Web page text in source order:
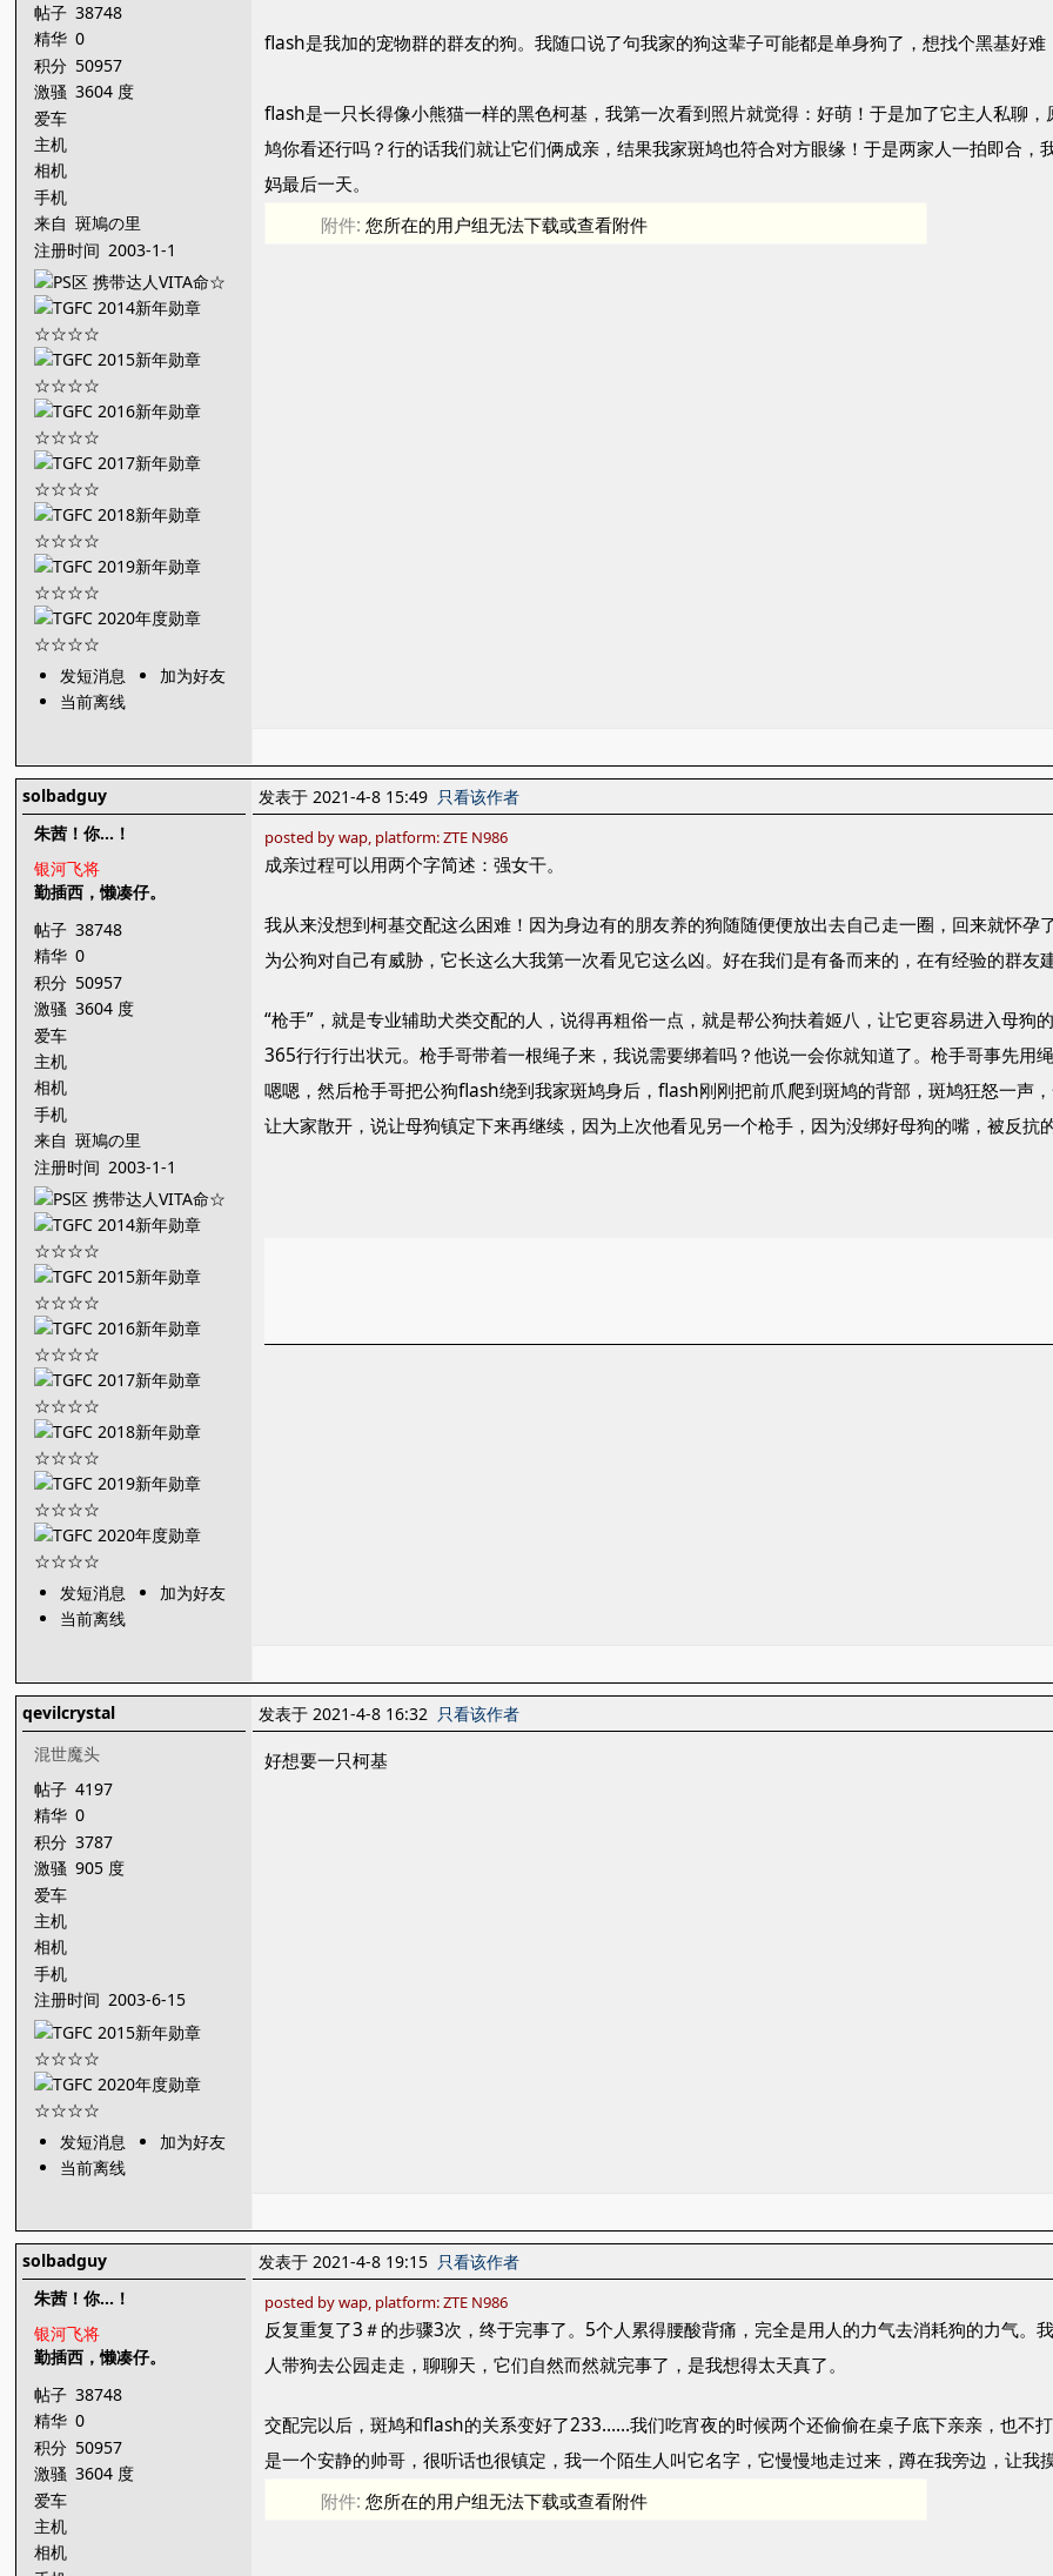
帖子 38748
精华 0
积分 50957
激骚 3604 度
爱车
主机
相机
手机
来自 斑鳩の里
注册时间 2003-1-1
发短消息
加为好友
当前离线
flash是我加的宠物群的群友的狗。我随口说了句我家的狗这辈子可能都是单身狗了，想找个黑基好难
flash是一只长得像小熊猫一样的黑色柯基，我第一次看到照片就觉得：好萌！于是加了它主人私聊
鸠你看还行吗？行的话我们就让它们俩成亲，结果我家斑鸠也符合对方眼缘！于是两家人一拍即合
妈最后一天。
附件: 您所在的用户组无法下载或查看附件
solbadguy
朱茜！你...！
银河飞将
勤插西，懒凑仔。
帖子 38748
精华 0
积分 50957
激骚 3604 度
爱车
主机
相机
手机
来自 斑鳩の里
注册时间 2003-1-1
发短消息
加为好友
当前离线
发表于 2021-4-8 15:49 只看该作者
posted by wap, platform: ZTE N986
成亲过程可以用两个字简述：强女干。
我从来没想到柯基交配这么困难！因为身边有的朋友养的狗随随便便放出去自己走一圈，回来就怀
为公狗对自己有威胁，它长这么大我第一次看见它这么凶。好在我们是有备而来的，在有经验的群友
“枪手”，就是专业辅助犬类交配的人，说得再粗俗一点，就是帮公狗扶着姬八，让它更容易进入母
365行行行出状元。枪手哥带着一根绳子来，我说需要绑着吗？他说一会你就知道了。枪手哥事先用
嗯嗯，然后枪手哥把公狗flash绕到我家斑鸠身后，flash刚刚把前爪爬到斑鸠的背部，斑鸠狂怒一声
让大家散开，说让母狗镇定下来再继续，因为上次他看见另一个枪手，因为没绑好母狗的嘴，被反
qevilcrystal
混世魔头
帖子 4197
精华 0
积分 3787
激骚 905 度
爱车
主机
相机
手机
注册时间 2003-6-15
发短消息
加为好友
当前离线
发表于 2021-4-8 16:32 只看该作者
好想要一只柯基
solbadguy
朱茜！你...！
银河飞将
勤插西，懒凑仔。
帖子 38748
精华 0
积分 50957
激骚 3604 度
爱车
主机
相机
发表于 2021-4-8 19:15 只看该作者
posted by wap, platform: ZTE N986
反复重复了3＃的步骤3次，终于完事了。5个人累得腰酸背痛，完全是用人的力气去消耗狗的力气。
人带狗去公园走走，聊聊天，它们自然而然就完事了，是我想得太天真了。
交配完以后，斑鸠和flash的关系变好了233……我们吃宵夜的时候两个还偷偷在桌子底下亲亲，也不
是一个安静的帅哥，很听话也很镇定，我一个陌生人叫它名字，它慢慢地走过来，蹲在我旁边，让我
附件: 您所在的用户组无法下载或查看附件